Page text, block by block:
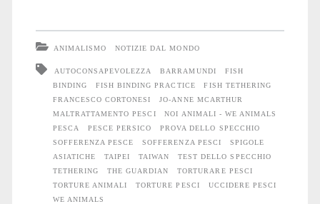
ANIMALISMO NOTIZIE DAL MONDO
AUTOCONSAPEVOLEZZA BARRAMUNDI
FISH
BINDING
FISH BINDING PRACTICE
FISH TETHERING
FRANCESCO CORTONESI
JO-ANNE MCARTHUR
MALTRATTAMENTO PESCI
NOI ANIMALI - WE ANIMALS
PESCA
PESCE PERSICO
PROVA DELLO SPECCHIO
SOFFERENZA PESCE
SOFFERENZA PESCI
SPIGOLE
ASIATICHE
TAIPEI TAIWAN
TEST DELLO SPECCHIO
TETHERING
THE GUARDIAN
TORTURARE PESCI
TORTURE ANIMALI
TORTURE PESCI
UCCIDERE PESCI
WE ANIMALS